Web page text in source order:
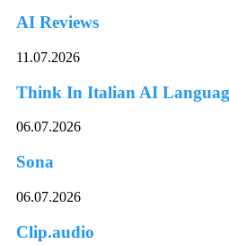
AI Reviews
11.07.2026
Think In Italian AI
06.07.2026
Sona
06.07.2026
Clip.audio